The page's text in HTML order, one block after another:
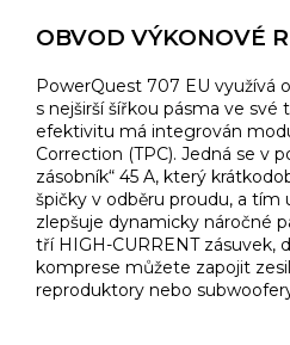
OBVOD VÝKONOVÉ
PowerQuest 707 EU využívá
s nejširší šířkou pásma ve své
efektivitu má integrován
Correction (TPC). Jedná se v
zásobník“ 45 A, který
špičky v odběru proudu, a tím
zlepšuje dynamicky náročné
tří HIGH-CURRENT zásuvek,
komprese můžete zapojit
reproduktory nebo